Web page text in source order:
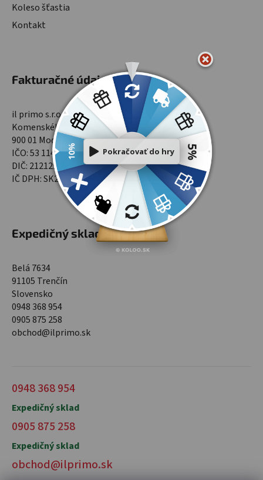
Koleso šťastia
Kontakt
Fakturačné údaje
il primo s.r.o.
Komenského 1565/9
900 01 Modra
IČO: 53 114 701
DIČ: 2121299961
IČ DPH: SK2121299961
Expedičný sklad
Belá 7634
91105 Trenčín
Slovensko
0948 368 954
0905 875 258
obchod@ilprimo.sk
0948 368 954
Expedičný sklad
0905 875 258
Expedičný sklad
obchod@ilprimo.sk